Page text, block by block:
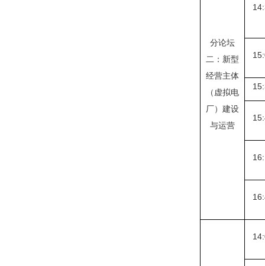
分论坛
二：新型
经营主体
（虚拟电
厂）建设
与运营